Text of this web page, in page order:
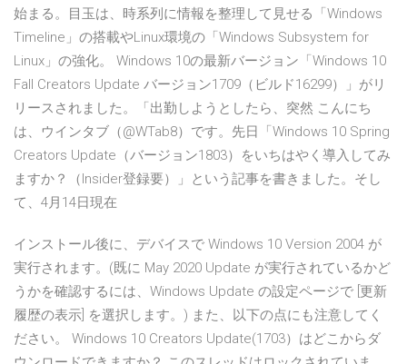
始まる。目玉は、時系列に情報を整理して見せる「Windows
Timeline」の搭載やLinux環境の「Windows Subsystem for
Linux」の強化。 Windows 10の最新バージョン「Windows 10
Fall Creators Update バージョン1709（ビルド16299）」がリ
リースされました。「出勤しようとしたら、突然 こんにち
は、ウインタブ（@WTab8）です。先日「Windows 10 Spring
Creators Update（バージョン1803）をいちはやく導入してみ
ますか？（Insider登録要）」という記事を書きました。そし
て、4月14日現在
インストール後に、デバイスで Windows 10 Version 2004 が
実行されます。(既に May 2020 Update が実行されているかど
うかを確認するには、Windows Update の設定ページで [更新
履歴の表示] を選択します。) また、以下の点にも注意してく
ださい。 Windows 10 Creators Update(1703）はどこからダ